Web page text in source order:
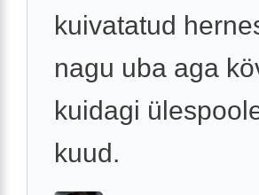
kuivatatud
nagu uba aga
kuidagi
kuud.